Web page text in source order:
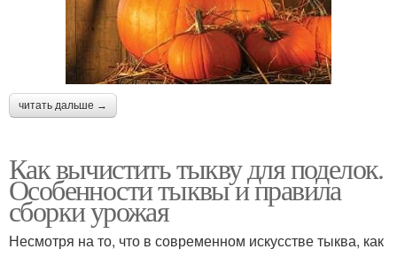
читать дальше →
Как вычистить тыкву для поделок.
Особенности тыквы и правила
сборки урожая
Несмотря на то, что в современном искусстве тыква, как